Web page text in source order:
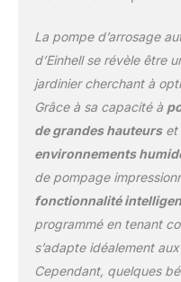
La pompe d’arrosage
d’Einhell se révèle être
jardinier cherchant à
Grâce à sa capacité à
de grandes hauteurset
environnements
de pompage
fonctionnalité
programmé en tenant
s’adapte idéalement
Cependant, quelques